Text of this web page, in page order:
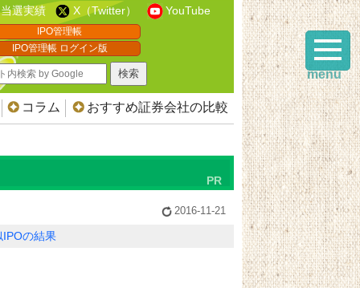
当選実績 X（Twitter） YouTube
IPO管理帳
IPO管理帳 ログイン版
コラム おすすめ証券会社の比較
2016-11-21
IPOの結果
menu